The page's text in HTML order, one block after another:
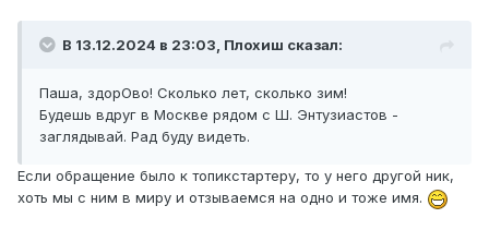
в которых мы живём...
бывает необъяснимое явление: белая субстанция падает
Причём, каждый раз неожиданно! Зимой!!!!! Кто может
быть готов к такому?! Точно не коммунальщики...
имеем 3-5 месяцев в году, когда по основным улицам
остальную территорию, которая подходит для испытания
арктической техники. Потому как мелкие улицы
В 13.12.2024 в 23:03, Плохиш сказал:
Паша, здорОво! Сколько лет, сколько зим!
Будешь вдруг в Москве рядом с Ш. Энтузиастов -
заглядывай. Рад буду видеть.
Если обращение было к топикстартеру, то у него другой ник,
хоть мы с ним в миру и отзываемся на одно и тоже имя.